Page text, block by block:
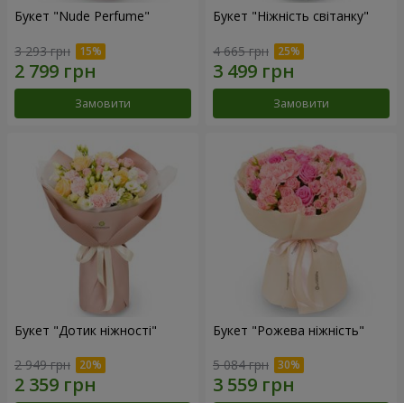
Букет "Nude Perfume"
3 293 грн
Замовити
Букет "Ніжність світанку"
4 665 грн
Замовити
Букет "Дотик ніжності"
2 949 грн
Букет "Рожева ніжність"
5 084 грн